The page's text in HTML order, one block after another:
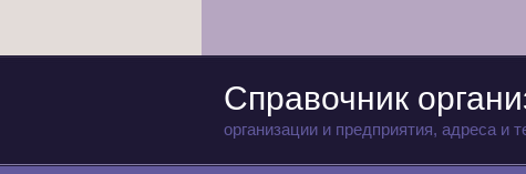
Справочник
организации и предприятия, адреса и